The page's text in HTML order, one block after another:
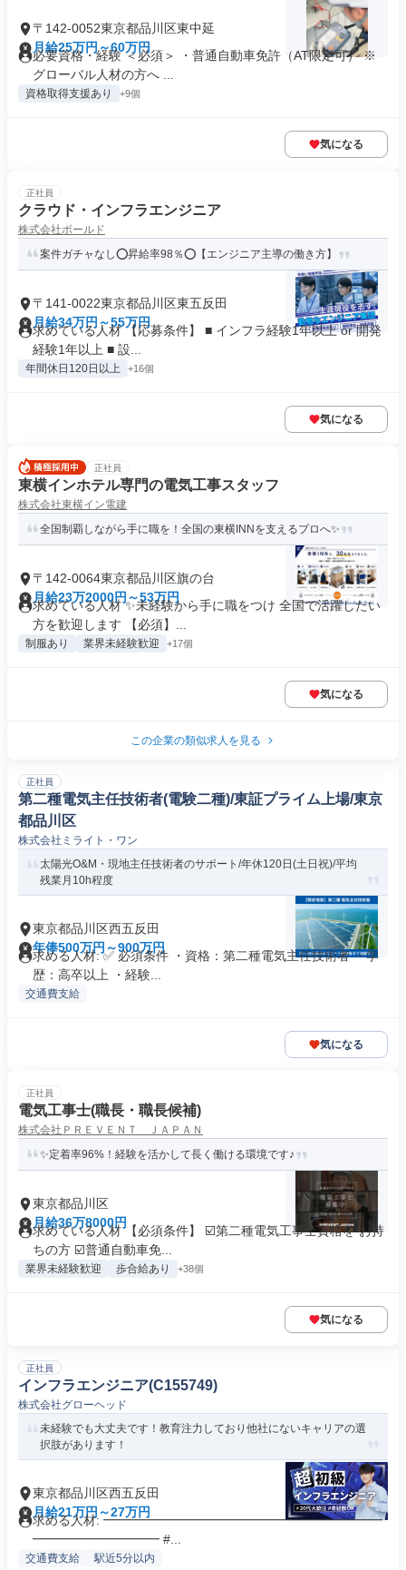
〒142-0052東京都品川区東中延
月給25万円～60万円
必要資格・経験 ＜必須＞ ・普通自動車免許（AT限定可） ※
グローバル人材の方へ ...
資格取得支援あり +9個
気になる
正社員
クラウド・インフラエンジニア
株式会社ボールド
案件ガチャなし⭕️昇給率98％⭕️【エンジニア主導の働き方】
〒141-0022東京都品川区東五反田
月給34万円～55万円
求めている人材 【応募条件】 ■ インフラ経験1年以上 or 開発
経験1年以上 ■ 設...
年間休日120日以上 +16個
気になる
正社員
東横インホテル専門の電気工事スタッフ
株式会社東横イン電建
全国制覇しながら手に職を！全国の東横INNを支えるプロへ✨
〒142-0064東京都品川区旗の台
月給23万2000円～53万円
求めている人材 ✨未経験から手に職をつけ 全国で活躍したい
方を歓迎します 【必須】...
制服あり 業界未経験歓迎 +17個
気になる
この企業の類似求人を見る
正社員
第二種電気主任技術者(電験二種)/東証プライム上場/東京
都品川区
株式会社ミライト・ワン
太陽光O&M・現地主任技術者のサポート/年休120日(土日祝)/平均
残業月10h程度
東京都品川区西五反田
年俸500万円～900万円
求める人材: ✅ 必須条件 ・資格：第二種電気主任技術者 ・学
歴：高卒以上 ・経験...
交通費支給
気になる
正社員
電気工事士(職長・職長候補)
株式会社ＰＲＥＶＥＮＴ ＪＡＰＡＮ
✨定着率96%！経験を活かして長く働ける環境です♪
東京都品川区
月給36万8000円
求めている人材 【必須条件】 ☑️第二種電気工事士資格を お持
ちの方 ☑️普通自動車免...
業界未経験歓迎 歩合給あり +38個
気になる
正社員
インフラエンジニア(C155749)
株式会社グローヘッド
未経験でも大丈夫です！教育注力しており他社にないキャリアの選
択肢があります！
東京都品川区西五反田
月給21万円～27万円
求める人材: ━━━━━━━━━━━━━━━━━━━━━━
━━━━━━━━━━ #...
交通費支給 駅近5分以内